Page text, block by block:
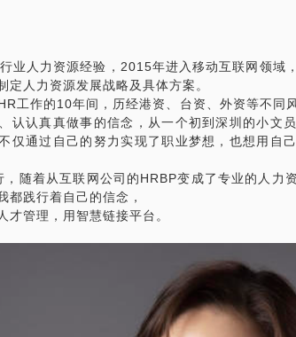
动基于绩效（业绩）导向的培训体系？
与企业绩效挂钩，形成有效激励机制？
业人力资源经验，2015年进入移动互联网领域
定人力资源发展战略及具体方案。
工作的10年间，历经港资、台资、外资等不同
认认真真做事的信念，从一个初到深圳的小文
仅通过自己的努力实现了职业梦想，也想用自
，随着从互联网公司的HRBP变成了专业的人力
都践行着自己的信念，
才管理，用智慧链接平台。